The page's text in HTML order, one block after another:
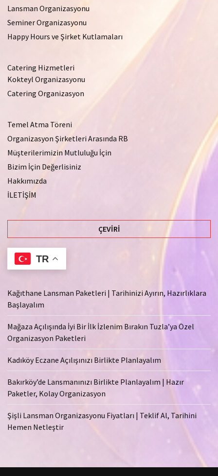
Lansman Organizasyonu
Seminer Organizasyonu
Happy Hours ve Şirket Kutlamaları
Catering Hizmetleri
Kokteyl Organizasyonu
Catering Organizasyon
Temel Atma Töreni
Organizasyon Şirketleri Arasında RB
Müşterilerimizin Mutluluğu İçin
Bizim İçin Değerlisiniz
Hakkımızda
İLETİŞİM
ÇEVIRI
TR
Kağıthane Lansman Paketleri | Tarihinizi Ayırın, Hazırlıklara
Başlayalım
Mağaza Açılışında İyi Bir İlk İzlenim Bırakın Tuzla’ya Özel
Organizasyon Paketleri
Kadıköy Eczane Açılışınızı Birlikte Planlayalım
Bakırköy’de Lansmanınızı Birlikte Planlayalım | Hazır
Paketler, Kolay Organizasyon
Şişli Lansman Organizasyonu Fiyatları | Teklif Al, Tarihini
Hemen Netleştir